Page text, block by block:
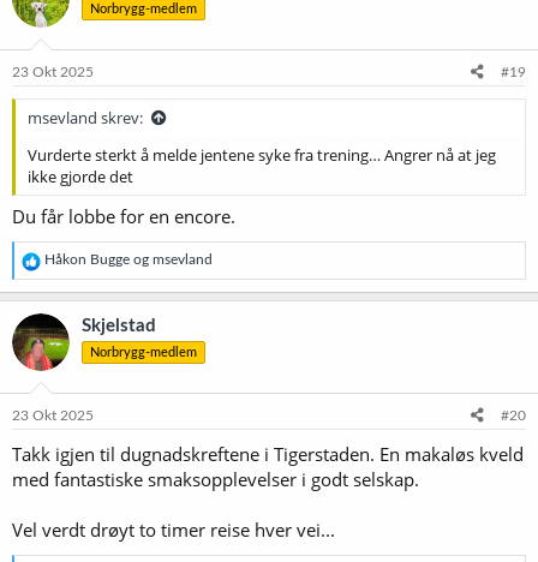
j
o
e
Norbrygg-medlem
23 Okt 2025 #19
msevland skrev:
Vurderte sterkt å melde jentene syke fra trening… Angrer nå at jeg
ikke gjorde det
Du får lobbe for en encore.
R
e
a
k
s
j
o
e
:
Håkon Bugge og msevland
Skjelstad
Norbrygg-medlem
23 Okt 2025 #20
Takk igjen til dugnadskreftene i Tigerstaden. En makaløs kveld
med fantastiske smaksopplevelser i godt selskap.
Vel verdt drøyt to timer reise hver vei...